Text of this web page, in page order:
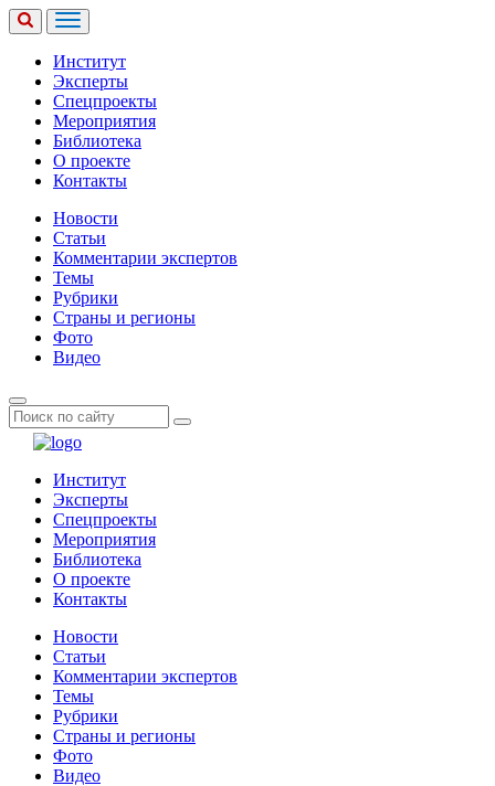
Институт
Эксперты
Спецпроекты
Мероприятия
Библиотека
О проекте
Контакты
Новости
Статьи
Комментарии экспертов
Темы
Рубрики
Страны и регионы
Фото
Видео
Институт
Эксперты
Спецпроекты
Мероприятия
Библиотека
О проекте
Контакты
Новости
Статьи
Комментарии экспертов
Темы
Рубрики
Страны и регионы
Фото
Видео